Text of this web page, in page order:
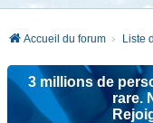
Accueil du forum Liste
3 millions de
rare.